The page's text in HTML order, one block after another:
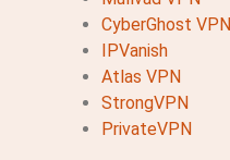
CyberGhost VPN
IPVanish
Atlas VPN
StrongVPN
PrivateVPN